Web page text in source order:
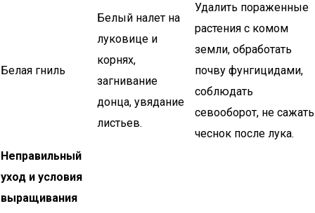
Белая гниль
Белый налет на
луковице и
корнях,
загнивание
донца, увядание
листьев.
Удалить пораженные
растения с комом
земли, обработать
почву фунгицидами,
соблюдать
севооборот, не сажать
чеснок после лука.
Неправильный
уход и условия
выращивания